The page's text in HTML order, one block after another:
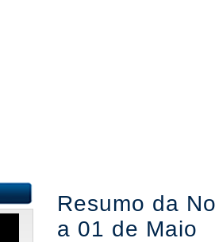
Resumo da
a 01 de Maio